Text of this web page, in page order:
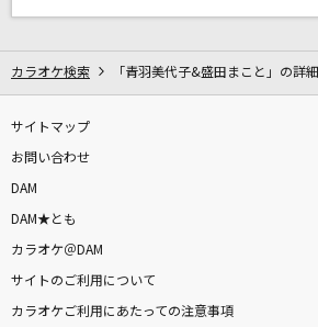
CHiCO with HoneyWorks
リンダ リンダ
3月9日
レミオロメン
カラオケ検索 「青羽美代子&盛田まこと」の詳細
サイトマップ
お問い合わせ
DAM
DAM★とも
カラオケ＠DAM
サイトのご利用について
カラオケご利用にあたっての注意事項